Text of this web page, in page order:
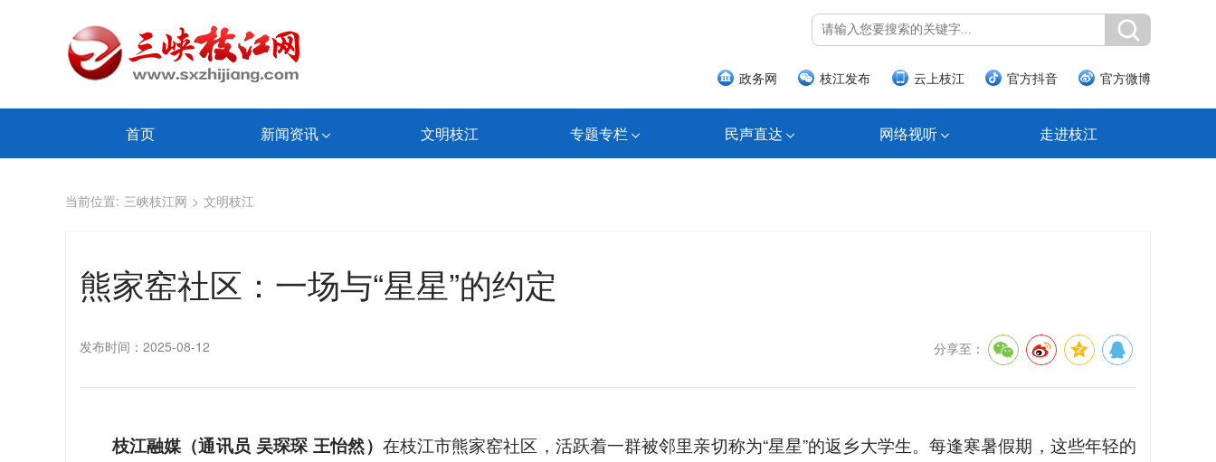
政务网 枝江发布 云上枝江 官方抖音 官方微博
首页 新闻资讯 文明枝江 专题专栏 民声直达 网络视听 走进枝江
当前位置: 三峡枝江网 > 文明枝江
熊家窑社区：一场与“星星”的约定
发布时间：2025-08-12 分享至：
枝江融媒（通讯员 吴琛琛 王怡然） 在枝江市熊家窑社区，活跃着一群被邻里亲切称为“星星”的返乡大学生。每逢寒暑假期，这些年轻的